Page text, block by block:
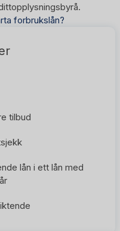
forbrukslån?
tilbud
lån i ett lån med